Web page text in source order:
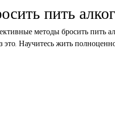
пить
методы бросить пить
это. Научитесь жить